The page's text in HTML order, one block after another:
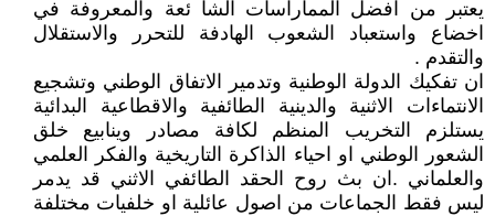
يعتبر من افضل المماراسات الشا ئعة والمعروفة في
اخضاع واستعباد الشعوب الهادفة للتحرر والاستقلال
والتقدم .
ان تفكيك الدولة الوطنية وتدمير الاتفاق الوطني وتشجيع
الانتماءات الاثنية والدينية الطائفية والاقطاعية البدائية
يستلزم التخريب المنظم لكافة مصادر وينابيع خلق
الشعور الوطني او احياء الذاكرة التاريخية والفكر العلمي
والعلماني .ان بث روح الحقد الطائفي الاثني قد يدمر
ليس فقط الجماعات من اصول عائلية او خلفيات مختلفة